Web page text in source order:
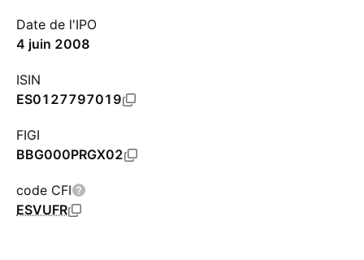
Date de l'IPO
4 juin 2008
ISIN
ES0127797019
FIGI
BBG000PRGX02
code CFI
ESVUFR